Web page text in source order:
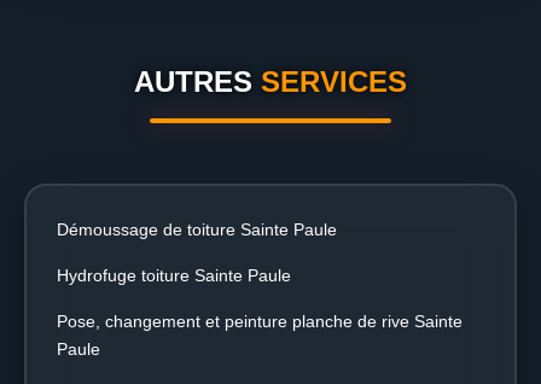
AUTRES SERVICES
Démoussage de toiture Sainte Paule
Hydrofuge toiture Sainte Paule
Pose, changement et peinture planche de rive Sainte
Paule